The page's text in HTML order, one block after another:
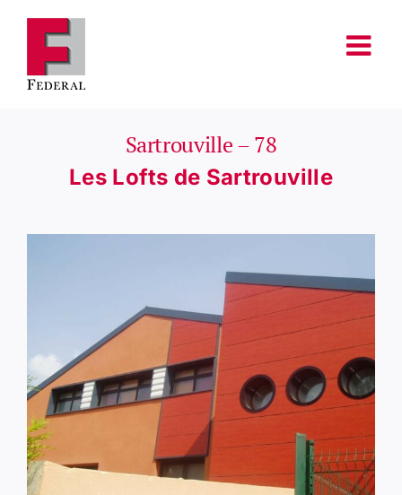
contenu
Sartrouville – 78
Les Lofts de Sartrouville